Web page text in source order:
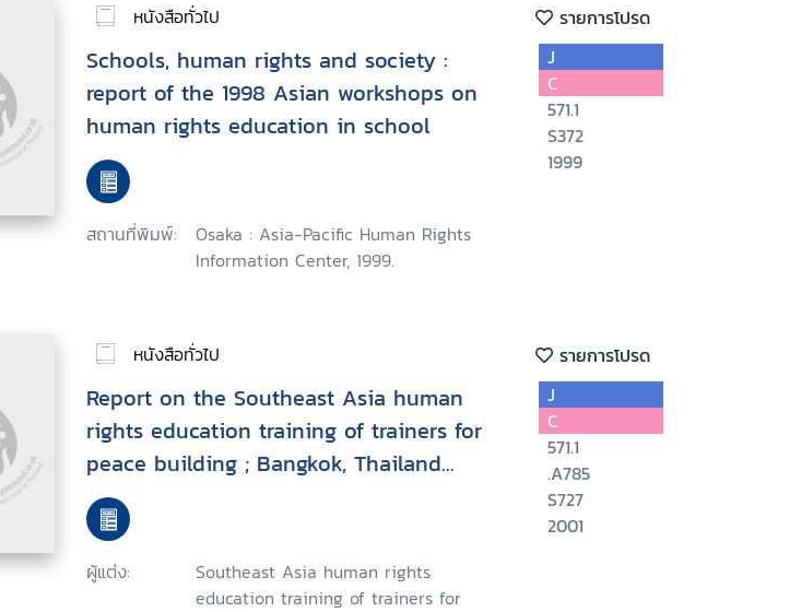
หนังสือทั่วไป รายการโปรด
Schools, human rights and society :
report of the 1998 Asian workshops on
human rights education in school
สถานที่พิมพ์:
Osaka : Asia-Pacific Human Rights
Information Center, 1999.
J
C
571.1
S372
1999
หนังสือทั่วไป รายการโปรด
Report on the Southeast Asia human
rights education training of trainers for
peace building ; Bangkok, Thailand
October 23-27, 2001
ผู้แต่ง:
Southeast Asia human rights
education training of trainers for
J
C
571.1
.A785
S727
2001